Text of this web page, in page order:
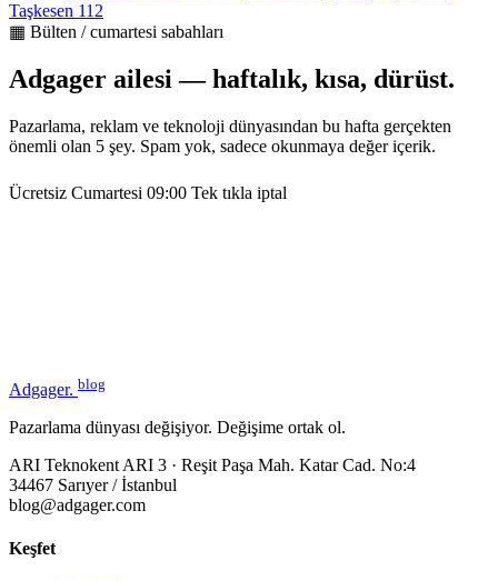
Taşkesen 112
▦ Bülten / cumartesi sabahları
Adgager ailesi — haftalık, kısa, dürüst.
Pazarlama, reklam ve teknoloji dünyasından bu hafta gerçekten
önemli olan 5 şey. Spam yok, sadece okunmaya değer içerik.
Ücretsiz Cumartesi 09:00 Tek tıkla iptal
Adgager. blog
Pazarlama dünyası değişiyor. Değişime ortak ol.
ARI Teknokent ARI 3 · Reşit Paşa Mah. Katar Cad. No:4
34467 Sarıyer / İstanbul
blog@adgager.com
Keşfet